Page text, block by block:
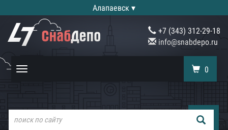
Алапаевск ▾
+7 (343) 312-29-18
info@snabdepo.ru
Toggle
0